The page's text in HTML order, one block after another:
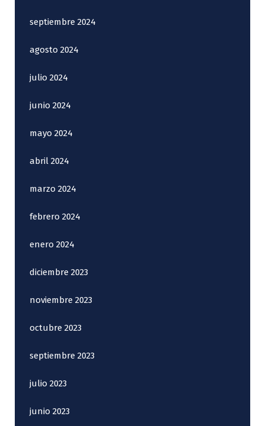
septiembre 2024
agosto 2024
julio 2024
junio 2024
mayo 2024
abril 2024
marzo 2024
febrero 2024
enero 2024
diciembre 2023
noviembre 2023
octubre 2023
septiembre 2023
julio 2023
junio 2023